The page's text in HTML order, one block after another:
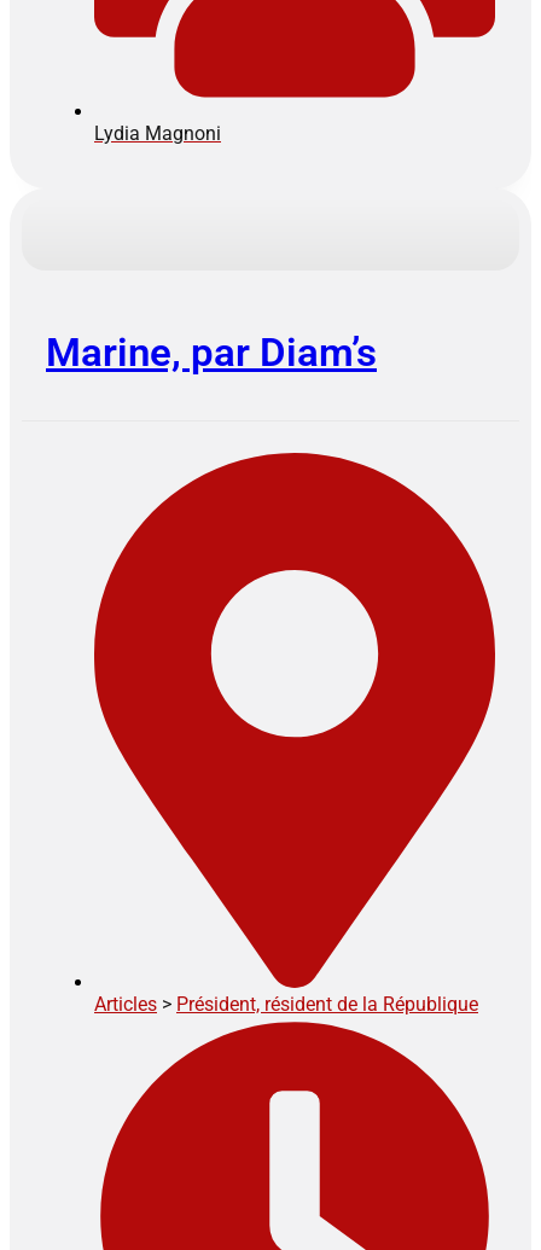
Lydia Magnoni
Marine, par Diam’s
Articles > Président, résident de la République